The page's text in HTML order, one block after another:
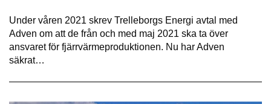
Under våren 2021 skrev Trelleborgs Energi avtal med
Adven om att de från och med maj 2021 ska ta över
ansvaret för fjärrvärmeproduktionen. Nu har Adven
säkrat…